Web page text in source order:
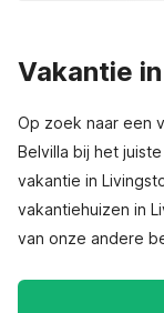
Vakantie
Op zoek naar een
Belvilla bij het
vakantie in
vakantiehuizen in
van onze andere